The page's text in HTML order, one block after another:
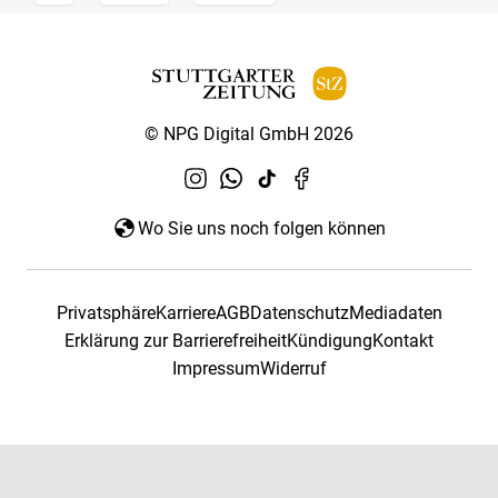
© NPG Digital GmbH 2026
Wo Sie uns noch folgen können
PrivatsphäreKarriereAGBDatenschutzMediadaten
Erklärung zur BarrierefreiheitKündigungKontakt
ImpressumWiderruf